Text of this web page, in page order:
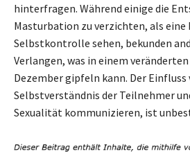
hinterfragen. Während einige die
Masturbation zu verzichten, als eine
Selbstkontrolle sehen, bekunden
Verlangen, was in einem
Dezember gipfeln kann. Der Einfluss
Selbstverständnis der Teilnehmer
Sexualität kommunizieren, ist